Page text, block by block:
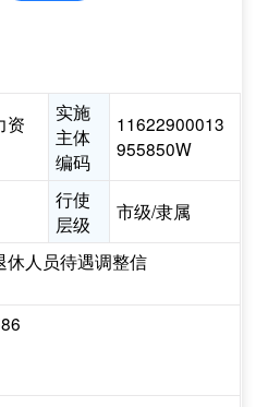
资
实施
主体
编码
11622900013
955850W
行使
层级
市级/隶属
休人员待遇调整信